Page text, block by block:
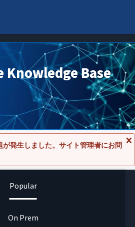
Knowledge Base
セ
発生しました。サイト管理者にお問
Popular
On Prem